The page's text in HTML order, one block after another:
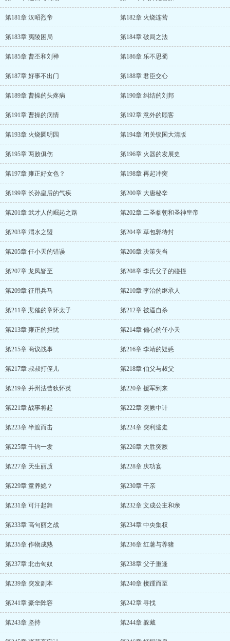
第181章 汉昭烈帝 第182章 火烧连营
第183章 夷陵困局 第184章 破局之法
第185章 曹丕和刘禅 第186章 乐不思蜀
第187章 好事不出门 第188章 君臣交心
第189章 曹操的头疼病 第190章 纠结的刘邦
第191章 曹操的病情 第192章 意外的顾客
第193章 火烧圆明园 第194章 闭关锁国大清版
第195章 两败俱伤 第196章 火器的发展史
第197章 雍正好女色？ 第198章 再起冲突
第199章 长孙皇后的气疾 第200章 大唐秘辛
第201章 武才人的崛起之路 第202章 二圣临朝和圣神皇帝
第203章 渭水之盟 第204章 草包郭待封
第205章 任小天的错误 第206章 决策失当
第207章 龙凤皆至 第208章 李氏父子的碰撞
第209章 征用兵马 第210章 李治的继承人
第211章 悲催的章怀太子 第212章 被逼自杀
第213章 雍正的担忧 第214章 偏心的任小天
第215章 商议战事 第216章 李靖的疑惑
第217章 叔叔打侄儿 第218章 伯父与叔父
第219章 并州法曹狄怀英 第220章 援军到来
第221章 战事将起 第222章 突厥中计
第223章 半渡而击 第224章 突利逃走
第225章 千钧一发 第226章 大胜突厥
第227章 天生丽质 第228章 庆功宴
第229章 童养媳？ 第230章 干亲
第231章 可汗起舞 第232章 文成公主和亲
第233章 高句丽之战 第234章 中央集权
第235章 作物成熟 第236章 红薯与养猪
第237章 北击匈奴 第238章 父子重逢
第239章 突发副本 第240章 接踵而至
第241章 豪华阵容 第242章 寻找
第243章 坚持 第244章 躲藏